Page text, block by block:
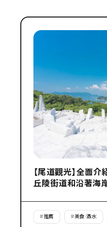
【尾道觀光】全面
丘陵街道和沿著海
#推薦 #美食·酒水